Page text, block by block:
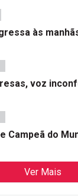
às
voz
Campeã do
Ver Mais